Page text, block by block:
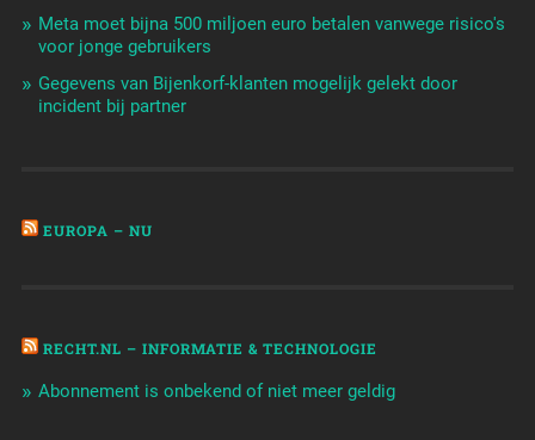
Meta moet bijna 500 miljoen euro betalen vanwege risico's
voor jonge gebruikers
Gegevens van Bijenkorf-klanten mogelijk gelekt door
incident bij partner
EUROPA – NU
RECHT.NL – INFORMATIE & TECHNOLOGIE
Abonnement is onbekend of niet meer geldig